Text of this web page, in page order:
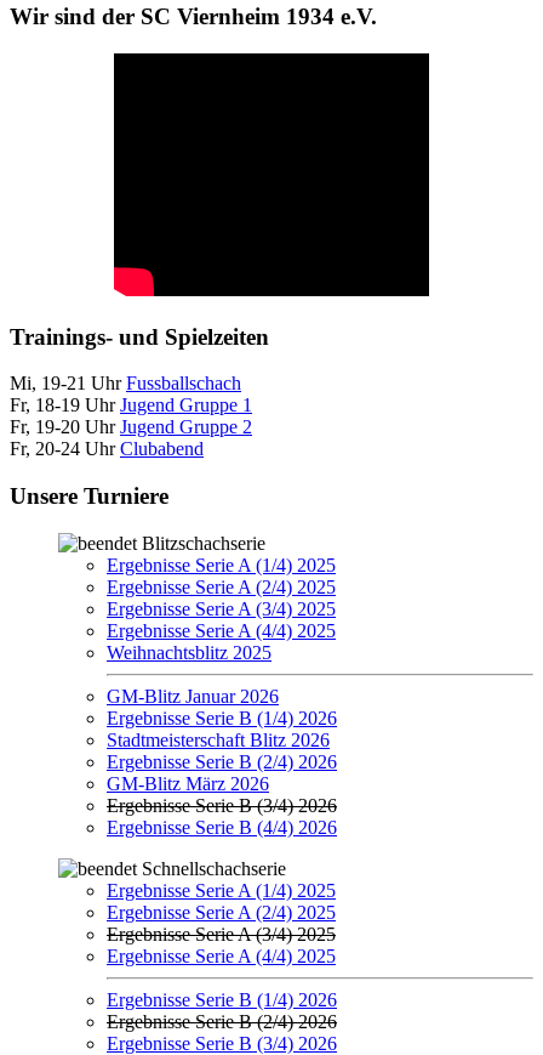
Wir sind der SC Viernheim 1934 e.V.
Trainings- und Spielzeiten
Mi, 19-21 UhrFussballschach
Fr, 18-19 UhrJugend Gruppe 1
Fr, 19-20 UhrJugend Gruppe 2
Fr, 20-24 UhrClubabend
Unsere Turniere
Blitzschachserie
Ergebnisse Serie A (1/4) 2025
Ergebnisse Serie A (2/4) 2025
Ergebnisse Serie A (3/4) 2025
Ergebnisse Serie A (4/4) 2025
Weihnachtsblitz 2025
GM-Blitz Januar 2026
Ergebnisse Serie B (1/4) 2026
Stadtmeisterschaft Blitz 2026
Ergebnisse Serie B (2/4) 2026
GM-Blitz März 2026
Ergebnisse Serie B (3/4) 2026
Ergebnisse Serie B (4/4) 2026
Schnellschachserie
Ergebnisse Serie A (1/4) 2025
Ergebnisse Serie A (2/4) 2025
Ergebnisse Serie A (3/4) 2025
Ergebnisse Serie A (4/4) 2025
Ergebnisse Serie B (1/4) 2026
Ergebnisse Serie B (2/4) 2026
Ergebnisse Serie B (3/4) 2026